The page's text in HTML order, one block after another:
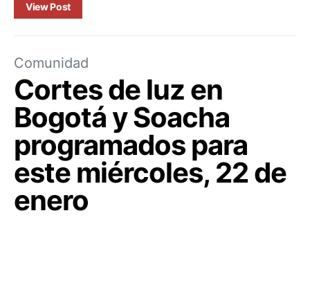
View Post
Comunidad
Cortes de luz en
Bogotá y Soacha
programados para
este miércoles, 22 de
enero